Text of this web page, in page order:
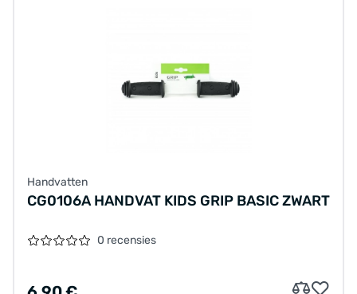
Handvatten
CG0106A HANDVAT KIDS GRIP BASIC ZWART
0 recensies